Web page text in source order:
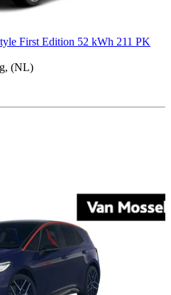
First Edition 52 kWh 211 PK
(NL)